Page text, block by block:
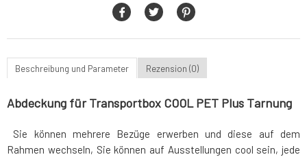
Beschreibung und Parameter Rezension (0)
Abdeckung für Transportbox COOL PET Plus Tarnung
Sie können mehrere Bezüge erwerben und diese auf dem
Rahmen wechseln, Sie können auf Ausstellungen cool sein, jede